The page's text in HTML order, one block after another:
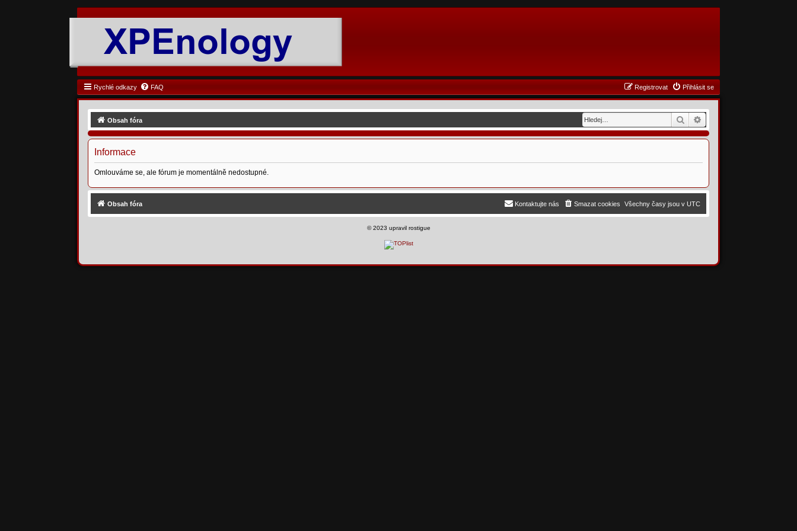
Rychlé odkazy FAQ Přihlásit se
Registrovat
Hledat
Obsah fóra
Informace
Omlouváme se, ale fórum je momentálně nedostupné.
Obsah fóra Všechny časy jsou vUTC
Smazat cookies
Kontaktujte nás
©2023 upravil rostigue